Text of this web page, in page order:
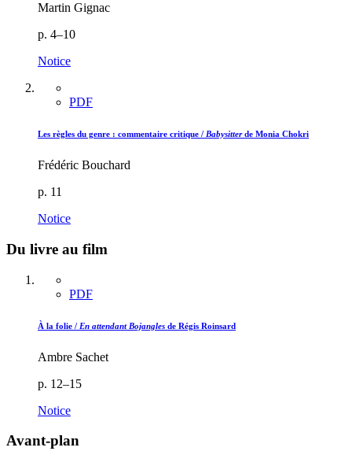
Martin Gignac
p. 4–10
Notice
PDF
Les règles du genre : commentaire critique / Babysitterde Monia Chokri
Frédéric Bouchard
p. 11
Notice
Du livre au film
PDF
À la folie / En attendant Bojangles de Régis Roinsard
Ambre Sachet
p. 12–15
Notice
Avant-plan